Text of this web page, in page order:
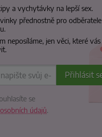
a vychytávky na lepší sex.
přednostně pro odběratele
neposíláme, jen věci, které vás
se
údajů.